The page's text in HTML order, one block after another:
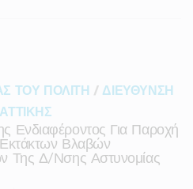
ΤΟΥ ΠΟΛΙΤΗ / ΔΙΕΥΘΥΝΣΗ
Ενδιαφέροντος Για Παροχή
Βλαβών
Της Δ/νσης Αστυνομίας